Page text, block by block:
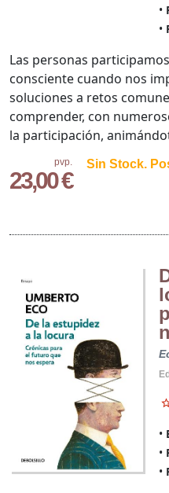
pvp.
23,00 €
Sin Stock.
Las personas
consciente cuando nos
soluciones a retos
comprender, con
la participación,